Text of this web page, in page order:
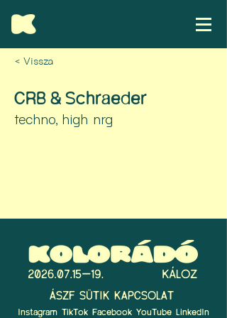
< Vissza
CRB & Schraeder
techno, high nrg
ÁSZF SÜTIK KAPCSOLAT
Instagram TikTok Facebook YouTube LinkedIn